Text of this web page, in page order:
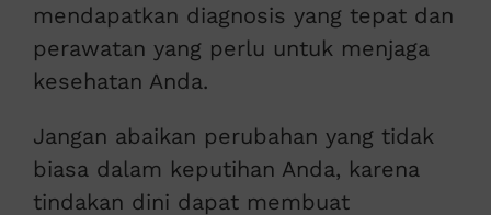
mendapatkan diagnosis yang tepat dan
perawatan yang perlu untuk menjaga
kesehatan Anda.
Jangan abaikan perubahan yang tidak
biasa dalam keputihan Anda, karena
tindakan dini dapat membuat